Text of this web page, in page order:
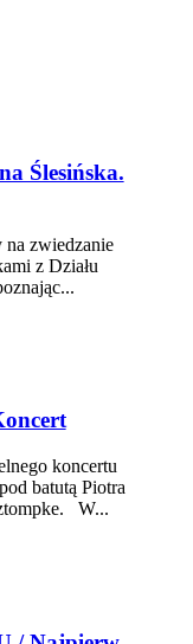
Ślesińska.
zwiedzanie
z Działu
koncertu
batutą Piotra
W...